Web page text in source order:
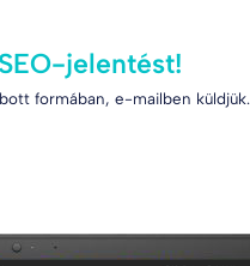
jelentést!
formában, e-mailben küldjük.